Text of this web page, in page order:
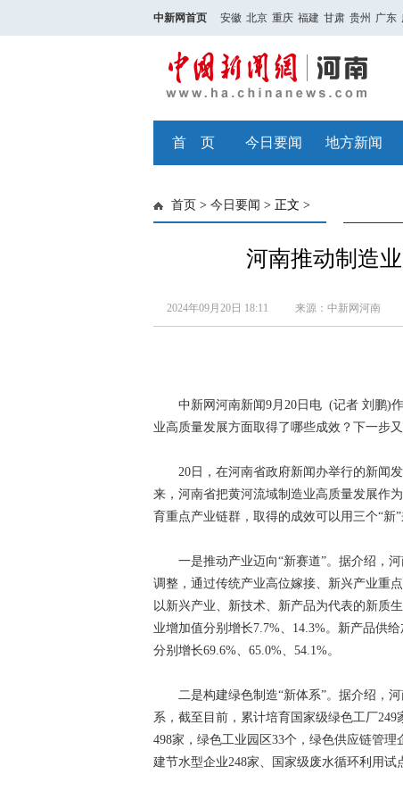
中新网首页 安徽 北京 重庆 福建 甘肃 贵州 广东
首 页 今日要闻 地方新闻
首页 > 今日要闻 > 正文 >
河南推动制造
2024年09月20日 18:11 来源：中新网河南
中新网河南新闻9月20日电 (记者 刘鹏)作
业高质量发展方面取得了哪些成效？下一步
20日，在河南省政府新闻办举行的新闻发
来，河南省把黄河流域制造业高质量发展作
育重点产业链群，取得的成效可以用三个“新”
一是推动产业迈向“新赛道”。据介绍，河
调整，通过传统产业高位嫁接、新兴产业重
以新兴产业、新技术、新产品为代表的新质
业增加值分别增长7.7%、14.3%。新产品供
分别增长69.6%、65.0%、54.1%。
二是构建绿色制造“新体系”。据介绍，河
系，截至目前，累计培育国家级绿色工厂
498家，绿色工业园区33个，绿色供应链管
建节水型企业248家、国家级废水循环利用试